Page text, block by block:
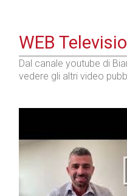
WEB
Dal canale youtube di
vedere gli altri video